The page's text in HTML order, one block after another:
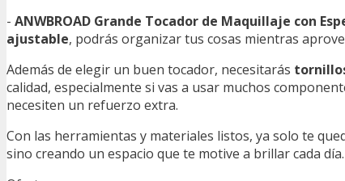
- ANWBROAD Grande Tocador de Maquillaje con
ajustable, podrás organizar tus cosas mientras
Además de elegir un buen tocador, necesitarás
calidad, especialmente si vas a usar muchos
necesiten un refuerzo extra.
Con las herramientas y materiales listos, ya solo te
sino creando un espacio que te motive a brillar cada día.